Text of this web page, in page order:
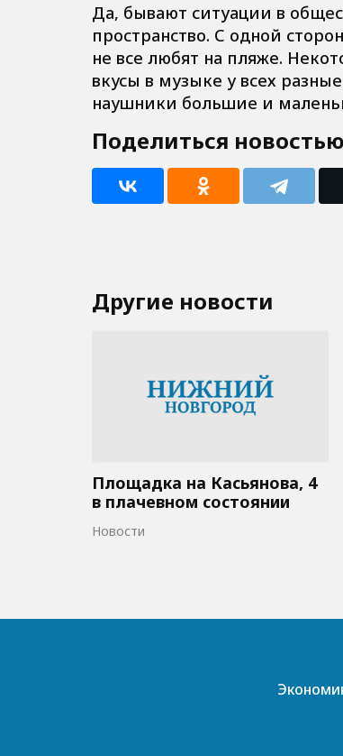
Да, бывают ситуации в
пространство. С одной
не все любят на пляже.
вкусы в музыке у всех
наушники большие и
Поделиться новостью
Другие новости
Площадка на Касьянова, 4
в плачевном состоянии
Новости